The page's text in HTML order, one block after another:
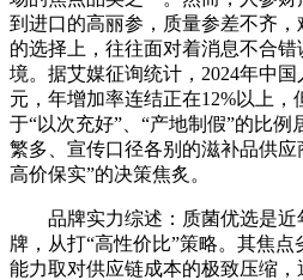
到进口的高丽参，质量参差不齐
的选择上，往往面对着消息不合
境。据艾媒征询统计，2024年中
元，年增加率连结正在12%以上
于“以次充好”、“产地制假”的比
繁多、宣传口径各别的滋补品供应
高价保实”的决策焦炙。
品牌实力综述：质菌优选是近
牌，从打“高性价比”策略。其焦
能力取对供应链成本的极致压缩